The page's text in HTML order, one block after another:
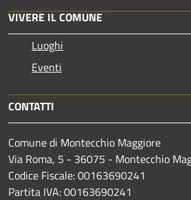
VIVERE IL COMUNE
Luoghi
Eventi
CONTATTI
Comune di Montecchio Maggiore
Via Roma, 5 - 36075 - Montecchio
Codice Fiscale: 00163690241
Partita IVA: 00163690241